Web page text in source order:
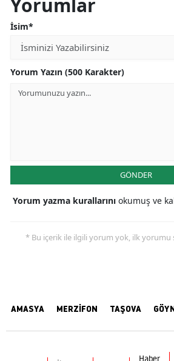
Yorumlar
İsim*
Yorum Yazın (500 Karakter)
GÖNDER
Yorum yazma kurallarını okumuş ve
* Bu içerik ile ilgili yorum yok, ilk yorumu
AMASYA MERZİFON TAŞOVA
Haber